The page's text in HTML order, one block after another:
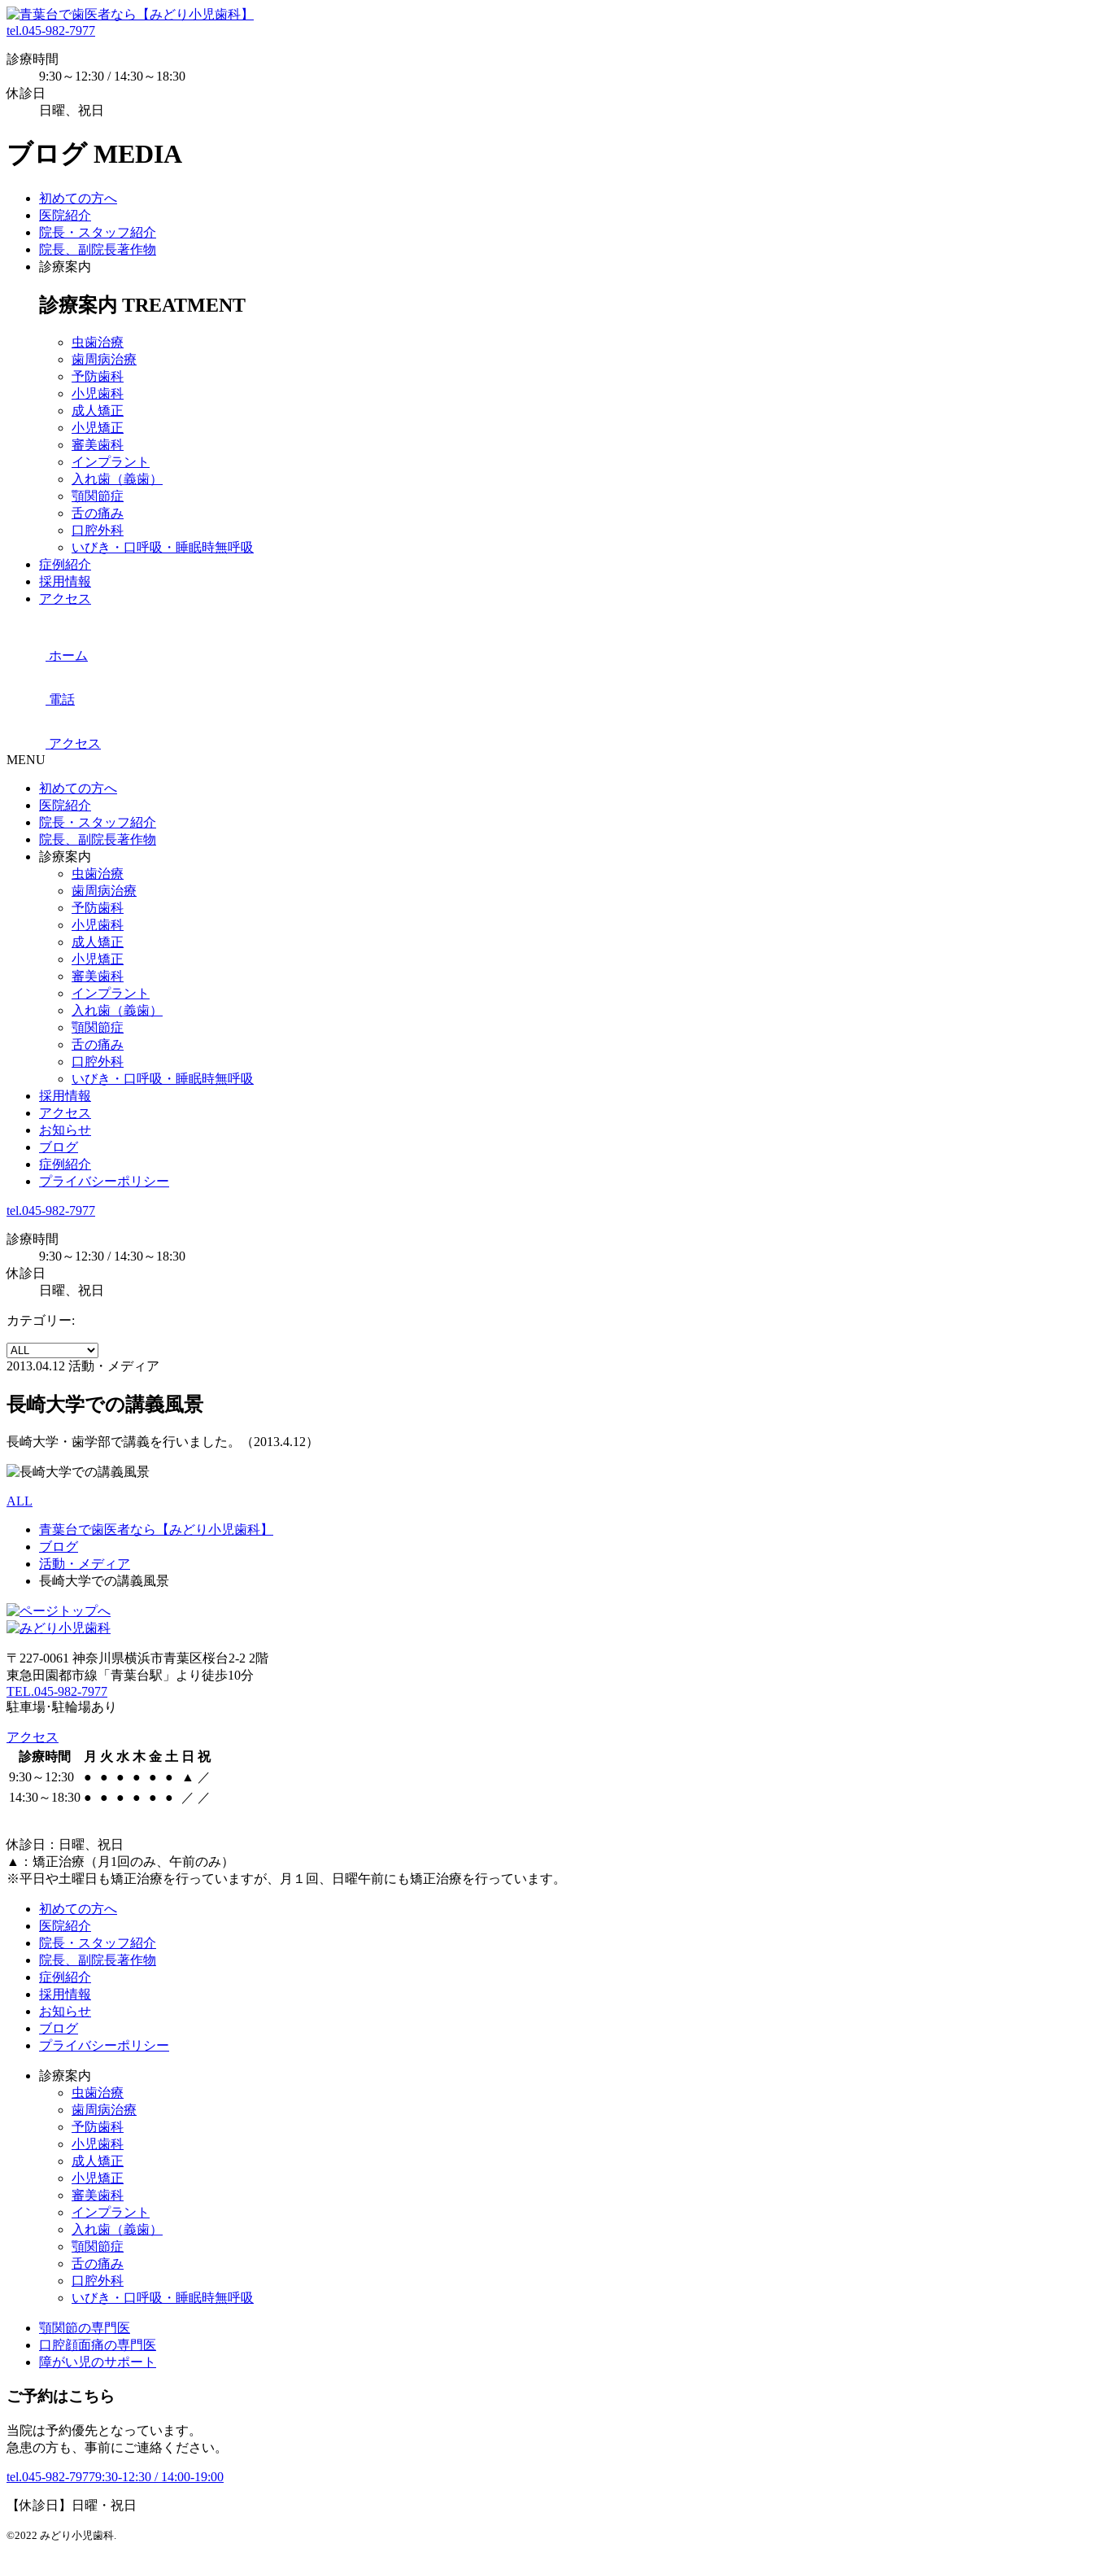
tel.045-982-7977
診療時間
9:30～12:30 / 14:30～18:30
休診日
日曜、祝日
ブログ MEDIA
初めての方へ
医院紹介
院長・スタッフ紹介
院長、副院長著作物
診療案内
診療案内 TREATMENT
虫歯治療
歯周病治療
予防歯科
小児歯科
成人矯正
小児矯正
審美歯科
インプラント
入れ歯（義歯）
顎関節症
舌の痛み
口腔外科
いびき・口呼吸・睡眠時無呼吸
症例紹介
採用情報
アクセス
ホーム
電話
アクセス
MENU
初めての方へ
医院紹介
院長・スタッフ紹介
院長、副院長著作物
診療案内
虫歯治療
歯周病治療
予防歯科
小児歯科
成人矯正
小児矯正
審美歯科
インプラント
入れ歯（義歯）
顎関節症
舌の痛み
口腔外科
いびき・口呼吸・睡眠時無呼吸
採用情報
アクセス
お知らせ
ブログ
症例紹介
プライバシーポリシー
tel.045-982-7977
診療時間
9:30～12:30 / 14:30～18:30
休診日
日曜、祝日
カテゴリー:
2013.04.12 活動・メディア
長崎大学での講義風景
長崎大学・歯学部で講義を行いました。（2013.4.12）
ALL
青葉台で歯医者なら【みどり小児歯科】
ブログ
活動・メディア
長崎大学での講義風景
〒227-0061 神奈川県横浜市青葉区桜台2-2 2階
東急田園都市線「青葉台駅」より徒歩10分
TEL.045-982-7977
駐車場･駐輪場あり
アクセス
診療時間
月 火 水 木 金 土 日 祝
9:30～12:30
● ● ● ● ● ● ▲
／
14:30～18:30 ● ● ● ● ● ● ／ ／
休診日：日曜、祝日
▲：矯正治療（月1回のみ、午前のみ）
※平日や土曜日も矯正治療を行っていますが、月１回、日曜午前にも矯正治療を行っています。
初めての方へ
医院紹介
院長・スタッフ紹介
院長、副院長著作物
症例紹介
採用情報
お知らせ
ブログ
プライバシーポリシー
診療案内
虫歯治療
歯周病治療
予防歯科
小児歯科
成人矯正
小児矯正
審美歯科
インプラント
入れ歯（義歯）
顎関節症
舌の痛み
口腔外科
いびき・口呼吸・睡眠時無呼吸
顎関節の専門医
口腔顔面痛の専門医
障がい児のサポート
ご予約はこちら
当院は予約優先となっています。
急患の方も、事前にご連絡ください。
tel.045-982-79779:30-12:30 / 14:00-19:00
【休診日】日曜・祝日
©2022 みどり小児歯科.